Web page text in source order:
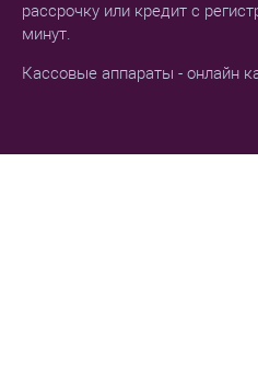
рассрочку или кредит с
минут.
Кассовые аппараты - онлайн